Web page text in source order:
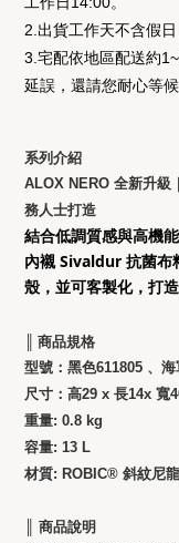
2.出貨工作天不含假
3.宅配依地區配送約
延誤，還請您耐心等
系列介紹
ALOX NERO 全新升級
務人士打造
結合低調質感與高機
內襯 Sivaldur 抗菌布
殼，並可客製化，打造
║ 商品規格
型號：黑色611805 、
尺寸：高29 x 長14x 寬
重量: 0.8 kg
容量: 13 L
材質: ROBIC® 斜紋尼龍
║ 商品說明